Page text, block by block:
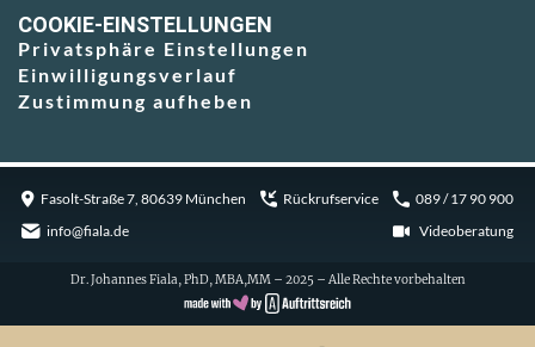
COOKIE-EINSTELLUNGEN
Privatsphäre Einstellungen
Einwilligungsverlauf
Zustimmung aufheben
Fasolt-Straße 7, 80639 München Rückrufservice
089 / 17 90 900
info@fiala.de
Videoberatung
Dr. Johannes Fiala, PhD, MBA,MM – 2025 – Alle Rechte vorbehalten